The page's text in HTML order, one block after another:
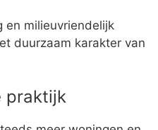
en milieuvriendelijk
duurzaam karakter van
praktijk